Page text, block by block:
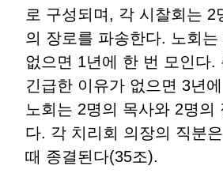
로 구성되며, 각 시찰회는 2
의 장로를 파송한다. 노회
없으면 1년에 한 번 모인다.
긴급한 이유가 없으면 3년
노회는 2명의 목사와 2명의
다. 각 치리회 의장의 직분
때 종결된다(35조).